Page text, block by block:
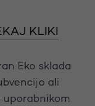
KLIKI
Eko sklada
ali